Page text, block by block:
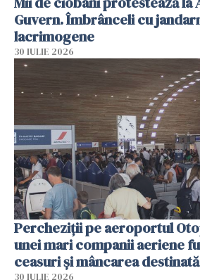
Guvern. Îmbrânceli cu
lacrimogene
30 IULIE 2026
Percheziții pe aeroportul
unei mari companii aeriene
ceasuri și mâncarea
30 IULIE 2026